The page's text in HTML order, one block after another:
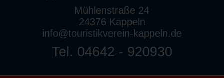
Mühlenstraße 24
24376 Kappeln
info@touristikverein-kappeln.de
Tel. 04642 - 920930